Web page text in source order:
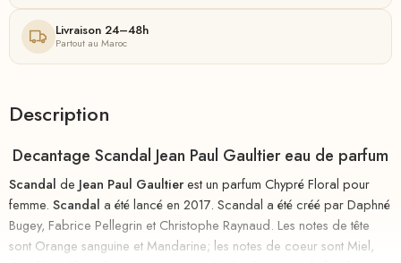
Livraison 24–48h
Partout au Maroc
Description
Decantage Scandal Jean Paul Gaultier eau de parfum
Scandal de Jean Paul Gaultierest un parfum Chypré Floral pour
femme. Scandal a été lancé en 2017. Scandal a été créé par Daphné
Bugey, Fabrice Pellegrin et Christophe Raynaud. Les notes de tête
sont Orange sanguine et Mandarine; les notes de coeur sont Miel,